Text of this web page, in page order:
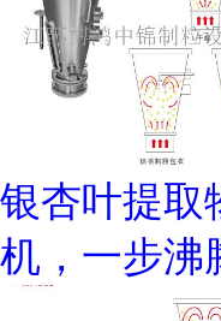
银杏叶提取
机，一步沸